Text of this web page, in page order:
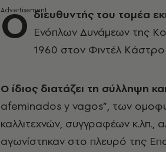
O διευθυντής του τομέα
Ενόπλων Δυνάμεων της
1960 στον Φιντέλ
O ίδιος διατάζει τη σύλληψη
afeminados y vagos”, των
καλλιτεχνών, συγγραφέων
αγωνίστηκαν στο πλευρό της